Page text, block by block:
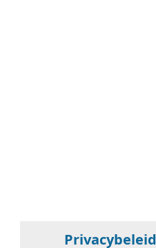
Privacybeleid